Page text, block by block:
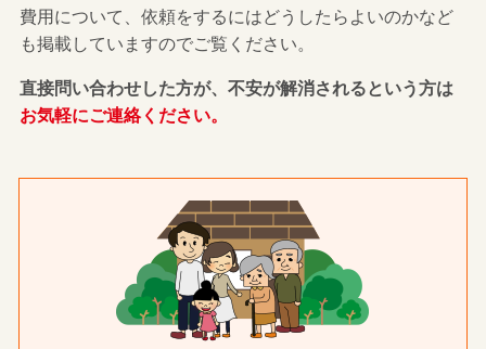
費用について、依頼をするにはどうしたらよいのかなど
も掲載していますのでご覧ください。
直接問い合わせした方が、不安が解消されるという方は
お気軽にご連絡ください。